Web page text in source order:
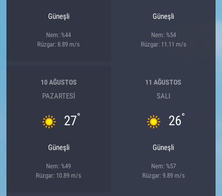
Güneşli
Nem: %44
Rüzgar: 8.89 m/s
Güneşli
Nem: %54
Rüzgar: 11.11 m/s
10 AĞUSTOS
PAZARTESI
27°
Güneşli
Nem: %49
Rüzgar: 10.89 m/s
11 AĞUSTOS
SALI
26°
Güneşli
Nem: %57
Rüzgar: 9.89 m/s